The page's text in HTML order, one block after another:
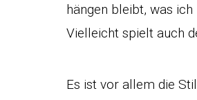
hängen bleibt, was
Vielleicht spielt auch
Es ist vor allem die